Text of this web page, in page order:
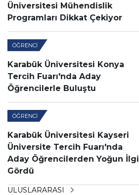
Üniversitesi Mühendislik
Programları Dikkat Çekiyor
ÖĞRENCI
Karabük Üniversitesi Konya
Tercih Fuarı'nda Aday
Öğrencilerle Buluştu
ÖĞRENCI
Karabük Üniversitesi Kayseri
Üniversite Tercih Fuarı'nda
Aday Öğrencilerden Yoğun İlgi
Gördü
ULUSLARARASI